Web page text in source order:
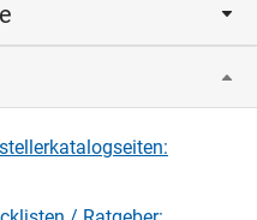
ø 2,5 und 2,8 mm,